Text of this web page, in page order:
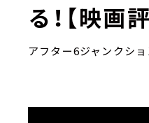
る！【映
アフター6ジャンクシ